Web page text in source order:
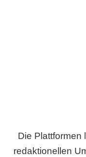
Die Plattformen
redaktionellen